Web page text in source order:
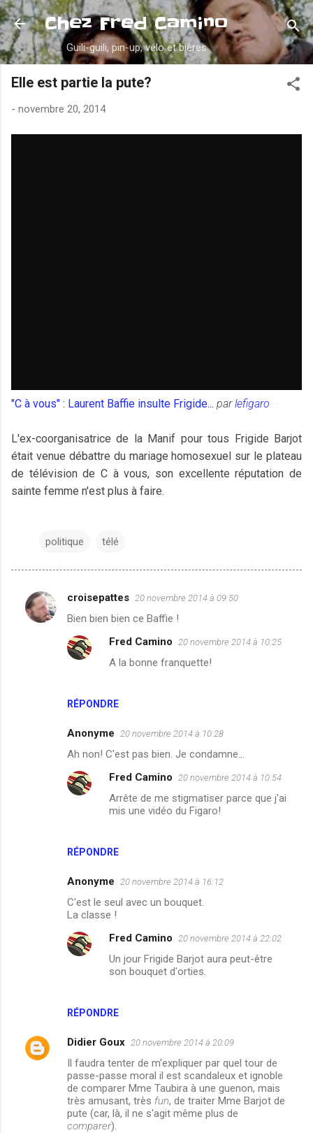
Accéder au contenu principal
Chez Fred Camino
Guili-guili, pin-up, vélo et bières
Elle est partie la pute?
- novembre 20, 2014
"C à vous" : Laurent Baffie insulte Frigide... parlefigaro
L'ex-coorganisatrice de la Manif pour tous Frigide Barjot
était venue débattre du mariage homosexuel sur le plateau
de télévision de C à vous, son excellente réputation de
sainte femme n'est plus à faire.
politique télé
C
o
croisepattes 20 novembre 2014 à 09:50
Bien bien bien ce Baffie !
RÉPONDRE
Fred Camino 20 novembre 2014 à 10:25
A la bonne franquette!
Anonyme 20 novembre 2014 à 10:28
Ah non! C'est pas bien. Je condamne...
RÉPONDRE
Fred Camino 20 novembre 2014 à 10:54
Arrête de me stigmatiser parce que j'ai
mis une vidéo du Figaro!
Anonyme 20 novembre 2014 à 16:12
C'est le seul avec un bouquet.
La classe !
RÉPONDRE
Fred Camino 20 novembre 2014 à 22:02
Un jour Frigide Barjot aura peut-être
son bouquet d'orties.
Didier Goux 20 novembre 2014 à 20:09
Il faudra tenter de m'expliquer par quel tour de
passe-passe moral il est scandaleux et ignoble
de comparer Mme Taubira à une guenon, mais
très amusant, très fun, de traiter Mme Barjot de
pute (car, là, il ne s'agit même plus de
comparer).